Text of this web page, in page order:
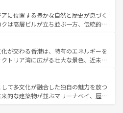
ら、韓国の多彩な魅力を心ゆくまで味
わってみてほしい。 なお、新着の韓国情報はコンテンツ一
。
統が息づく。ハノイの古い町並みやホ
ス統治時代の建物も、独特の雰囲気を
た、バラエティの豊かさとおいしさで
ンミー、ベトナムコーヒーなどは、ぜ
。どの地域を訪れてもあたたかい人々
れるので、きっと忘れられない旅にな
に位置する豊かな自然と歴史が息づく
は高層ビルが立ち並ぶ一方、伝統的な
る。北部ではチェンマイなどの山岳地
、南部ではプーケットやクラビの美し
気分を楽しむことができる。タイ料理
中温暖で、どの季節にも異なる楽しみ
みやすいタイの人々、仏教を中心とし
な観光資源が、訪れる旅人を魅了し続
が交わる香港は、特有のエネルギーを
トリア湾に広がる壮大な景色、近未来
感動するはず。観光スポットが密集し
どころを回れるのも魅力。息をのむよ
な体験まで、香港を存分に楽しみ尽く
て多文化が融合した独自の魅力を放つ
的な建築物が並ぶマリーナベイ、歴史